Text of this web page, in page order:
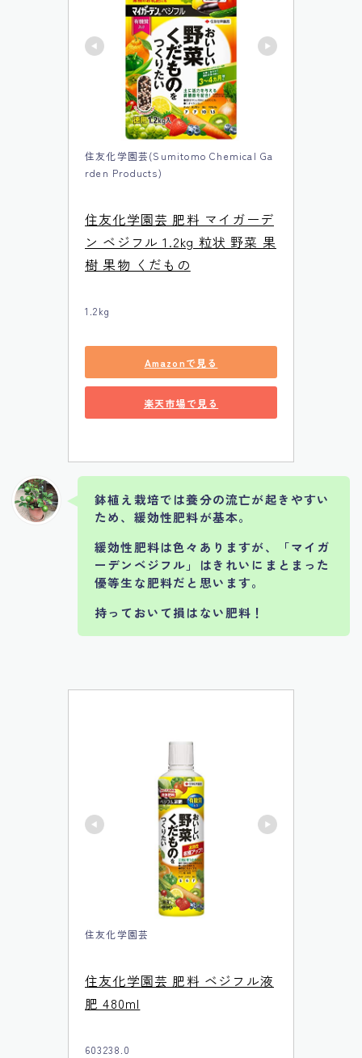
住友化学園芸(Sumitomo Chemical Ga
rden Products)
住友化学園芸 肥料 マイガーデ
ン ベジフル 1.2kg 粒状 野菜 果
樹 果物 くだもの
1.2kg
Amazonで見る
楽天市場で見る
鉢植え栽培では養分の流亡が起きやすい
ため、緩効性肥料が基本。
緩効性肥料は色々ありますが、「マイガ
ーデンベジフル」はきれいにまとまった
優等生な肥料だと思います。
持っておいて損はない肥料！
住友化学園芸
住友化学園芸 肥料 ベジフル液
肥 480ml
603238.0